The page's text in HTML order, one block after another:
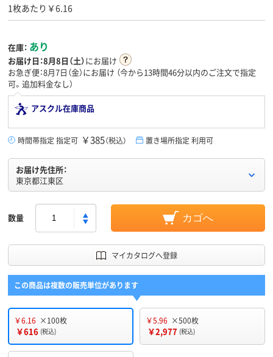
1枚あたり￥6.16
在庫： あり
お届け日：8月8日（土）にお届け
お急ぎ便：8月7日（金）にお届け （今から13時間46分以内のご注文で指定
可。追加料金なし）
アスクル在庫商品
時間帯指定 指定可 ￥385（税込） 置き場所指定 利用可
お届け先住所：
東京都江東区
数量 カゴへ
マイカタログへ登録
この商品は複数の販売単位があります
￥6.16 ×100枚
￥616 (税込)
￥5.96 ×500枚
￥2,977 (税込)